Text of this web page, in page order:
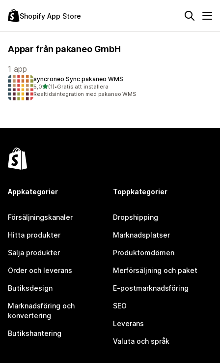
Shopify App Store
Appar från pakaneo GmbH
1 app
syncroneo Sync pakaneo WMS
5,0av 5 stjärnor
(1)
1 recensioner totalt
•Gratis att installera
Realtidsintegration med pakaneo WMS
Appkategorier
Försäljningskanaler
Hitta produkter
Sälja produkter
Order och leverans
Butiksdesign
Marknadsföring och
konvertering
Butikshantering
Toppkategorier
Dropshipping
Marknadsplatser
Produktomdömen
Merförsäljning och paket
E-postmarknadsföring
SEO
Leverans
Valuta och språk